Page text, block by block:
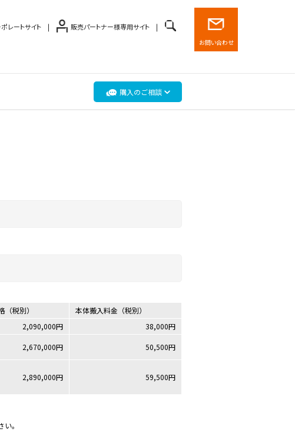
レートサイト 販売パートナー様専用サイト
お問い合わせ
購入のご相談
（税別）
本体搬入料金（税別）
2,090,000円 38,000円
2,670,000円 50,500円
2,890,000円 59,500円
。